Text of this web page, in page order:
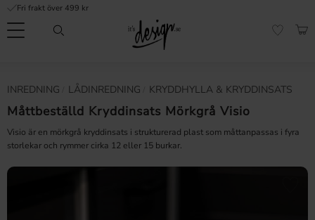
Meny
Fri frakt över 499 kr
INREDNING LÅDINREDNING KRYDDHYLLA & KRYDDINSATS
Måttbeställd Kryddinsats Mörkgrå Visio
Visio är en mörkgrå kryddinsats i strukturerad plast som måttanpassas i fyra
storlekar och rymmer cirka 12 eller 15 burkar.
Vanliga frågor
Inspiration & Tips
sidor |
It's
Design